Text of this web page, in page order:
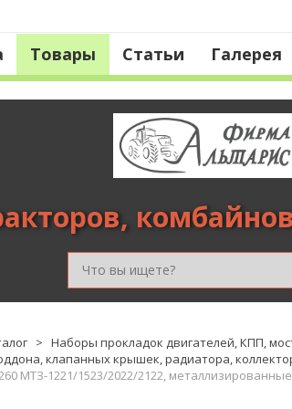
Товары Статьи Галерея
> Наборы прокладок двигателей, КПП,
клапанных крышек, радиатора,
МТЗ-1221/1523/2022/2122, металлизированные